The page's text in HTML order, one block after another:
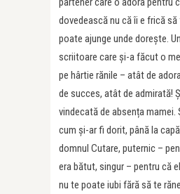
dovedească nu că îi e frică
poate ajunge unde dorește.
scriitoare care și-a făcut o
pe hârtie rănile – atât de
de succes, atât de admirată!
vindecată de absența
cum și-ar fi dorit, până la
domnul Cutare, puternic –
era bătut, singur – pentru că
nu te poate iubi fără să te